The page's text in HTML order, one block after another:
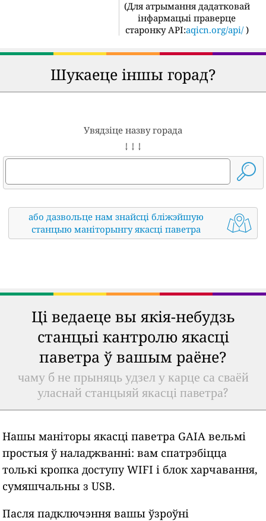
(Для атрымання дадатковай
інфармацыі праверце
старонку API:aqicn.org/api/ )
Шукаеце іншы горад?
Увядзіце назву горада
↓ ↓ ↓
або дазвольце нам знайсці бліжэйшую
станцыю маніторынгу якасці паветра
Ці ведаеце вы якія-небудзь
станцыі кантролю якасці
паветра ў вашым раёне?
чаму б не прыняць удзел у карце са сваёй
уласнай станцыяй якасці паветра?
Нашы маніторы якасці паветра GAIA вельмі
простыя ў наладжванні: вам спатрэбіцца
толькі кропка доступу WIFI і блок харчавання,
сумяшчальны з USB.
Пасля падключэння вашы ўзроўні